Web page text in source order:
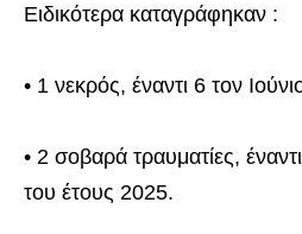
Ειδικότερα καταγράφηκαν :
• 1 νεκρός, έναντι 6 τον
• 2 σοβαρά τραυματίες,
του έτους 2025.